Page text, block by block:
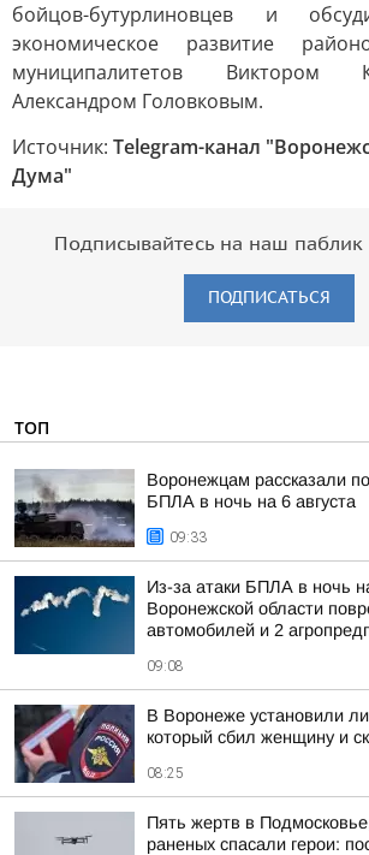
бойцов-бутурлиновцев и
экономическое развитие
муниципалитетов
Александром Головковым.
Источник: Telegram-канал
Дума"
Подписывайтесь на наш паблик
ПОДПИСАТЬСЯ
ТОП
Воронежцам рассказали
БПЛА в ночь на 6 августа
09:33
Из-за атаки БПЛА в ночь
Воронежской области
автомобилей и 2
09:08
В Воронеже установили
который сбил женщину и
08:25
Пять жертв в
раненых спасали герои: